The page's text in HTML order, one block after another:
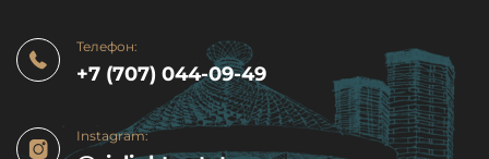
Телефон:
+7 (707) 044-09-49
Instagram: